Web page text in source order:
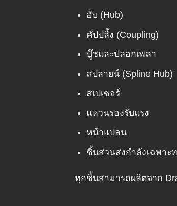
ฮับ (Hub)
คัปปลิ้ง (Coupling)
บู๊ชและปลอกเพลา
สปลายน์ (Spline Hub)
สเปเซอร์
แหวนรองรับแรง
หน้าแปลน
ชิ้นส่วนส่งกำลังเฉพาะ
ทุกชิ้นสามารถผลิตจาก